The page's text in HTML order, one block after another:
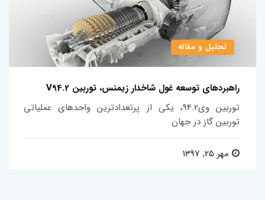
تحلیل و مقاله
راهبردهای توسعه غول شاخدار زیمنس، توربین V94.2
توربین وی94.2، یکی از پرتعدادترین واحدهای عملیاتی
توربین گاز در جهان
مهر 25, 1397